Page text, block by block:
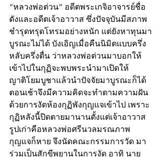
“หลวงพ่อต่วน” อดีตพระเกจิอาจารย์ชื่อ
ดังและอดีตเจ้าอาวาส ซึ่งปัจจุบันมีสภาพ
ชำรุดทรุดโทรมอย่างหนัก แต่ยังหาทุนมา
บูรณะไม่ได้ บังเอิญเมื่อคืนนิมิตแบบครึ่ง
หลับครึ่งตื่น ว่าหลวงพ่อต่วนมาบอกให้
เข้าไปในกุฏิจะพบพระนำมาเปิดให้
ญาติโยมบูชาแล้วนำปัจจัยมาบูรณะก็ได้
ตอนเช้าจึงมีความคิดจะทำตามความฝัน
ด้วยการงัดห้องกุฏิพังกุญแจเข้าไป เพราะ
กุฏิหลังนี้ปิดตายมานานตั้งแต่เจ้าอาวาส
รูปเก่าคือหลวงพ่อศรีนวลมรณภาพ
กุญแจก็หาย จึงนัดคณะกรรมการวัด มา
ร่วมเป็นสักขีพยานในการงัด อาทิ นาย